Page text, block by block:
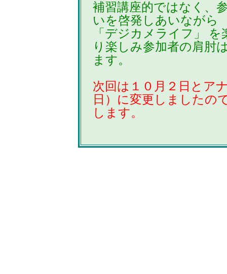
補習講座的ではなく、
いを啓発しあいながら
「デジカメライフ」
り楽しみ参加者の肩肘
ます。
次回は１０月２日とア
日）に変更しましたの
します。